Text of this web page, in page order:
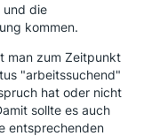
und die
kommen.
man zum Zeitpunkt
"arbeitssuchend"
hat oder nicht
sollte es auch
entsprechenden